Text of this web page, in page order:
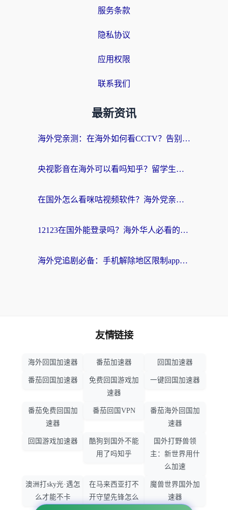
服务条款
隐私协议
应用权限
联系我们
最新资讯
海外党亲测：在海外如何看CCTV？告别“仅限大陆播放”的实用指南
央视影音在海外可以看吗知乎？留学生亲测：3步解决地域限制+追剧自由
在国外怎么看咪咕视频软件？海外党亲测有效的回国加速方案
12123在国外能登录吗？海外华人必看的回国加速实用指南
海外党追剧必备：手机解除地区限制app怎么选？解决央视视频&国内剧地区限制全指南
友情链接
海外回国加速器 番茄加速器 回国加速器
番茄回国加速器
免费回国游戏加
速器
一键回国加速器
番茄免费回国加
速器
番茄回国VPN
番茄海外回国加
速器
回国游戏加速器
酷狗到国外不能
用了吗知乎
国外打野兽领
主：新世界用什
么加速
澳洲打sky光·遇怎
么才能不卡
在马来西亚打不
开守望先锋怎么
魔兽世界国外加
速器